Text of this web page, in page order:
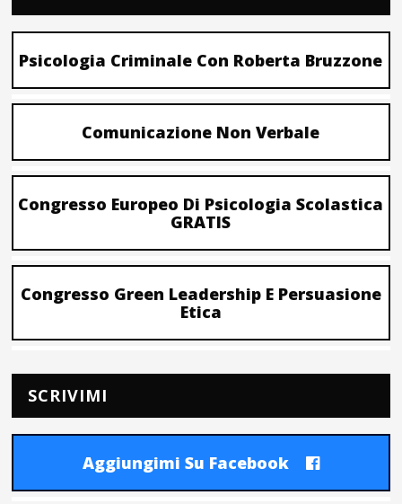
Psicologia Criminale Con Roberta Bruzzone
Comunicazione Non Verbale
Congresso Europeo Di Psicologia Scolastica
GRATIS
Congresso Green Leadership E Persuasione
Etica
SCRIVIMI
Aggiungimi Su Facebook